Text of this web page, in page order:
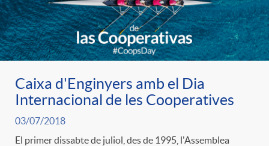
Caixa d'Enginyers amb el Dia
Internacional de les Cooperatives
03/07/2018
El primer dissabte de juliol, des de 1995, l'Assemblea